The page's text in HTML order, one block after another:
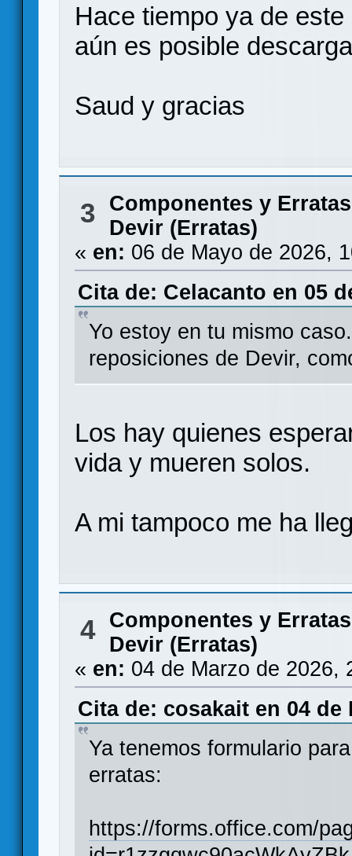
Hace tiempo ya de
aún es posible
Saud y gracias
3 Componentes y Erratas
Devir (Erratas)
« en: 06 de Mayo de 2026,
Cita de: Celacanto en 05
Yo estoy en tu mismo
reposiciones de Devir,
Los hay quienes
vida y mueren solos.
A mi tampoco me ha
4 Componentes y Erratas
Devir (Erratas)
« en: 04 de Marzo de 2026,
Cita de: cosakait en 04 de
Ya tenemos formulario
erratas:
https://forms.office.com/